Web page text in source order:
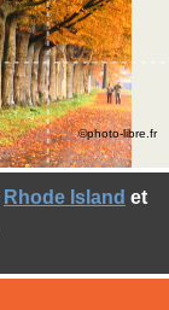
Rhode Island et
©photo-libre.fr